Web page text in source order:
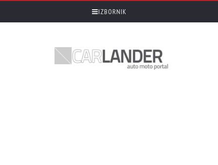
IZBORNIK